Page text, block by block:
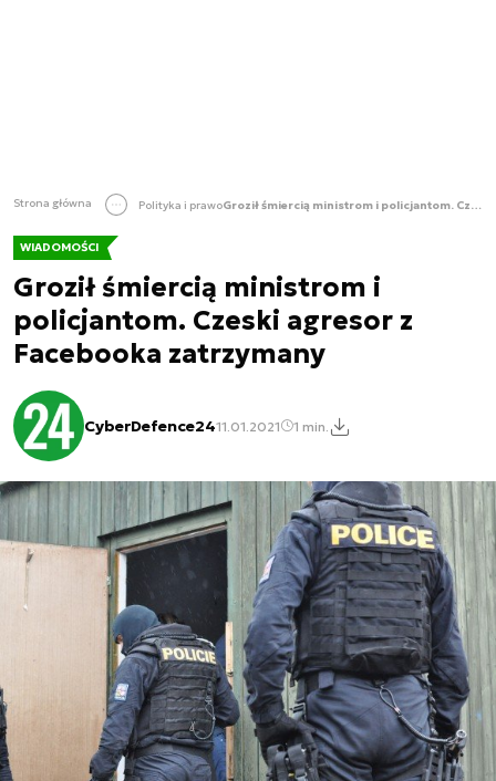
Strona główna Polityka i prawo Groził śmiercią ministrom i policjantom. Czeski agresor z Facebooka zatrzymany
WIADOMOŚCI
Groził śmiercią ministrom i
policjantom. Czeski agresor z
Facebooka zatrzymany
CyberDefence2411.01.2021 1 min.